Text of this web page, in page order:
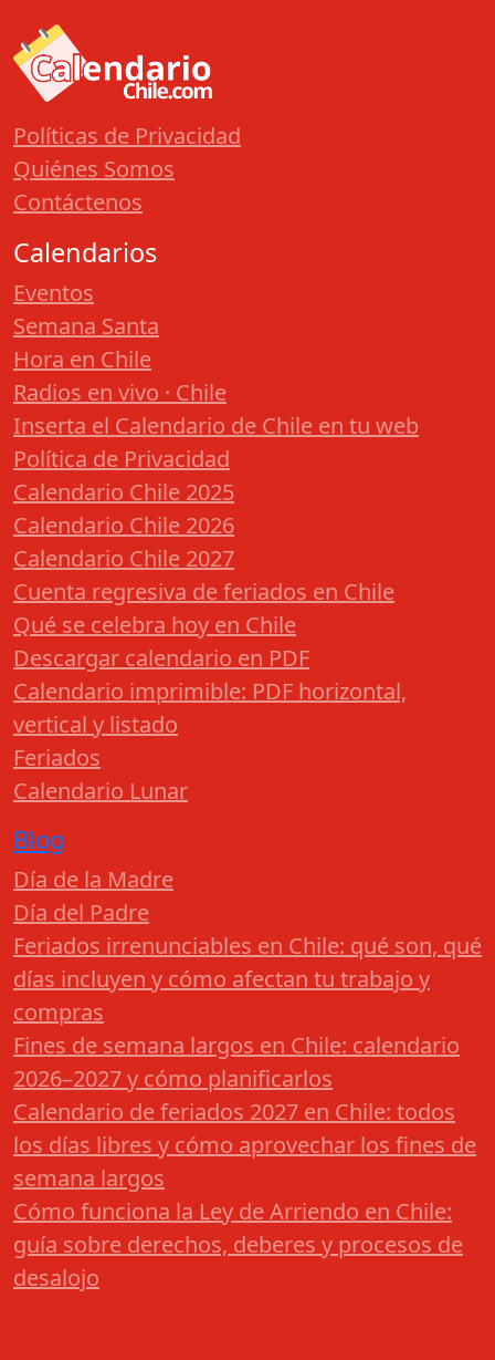
Políticas de Privacidad
Quiénes Somos
Contáctenos
Calendarios
Eventos
Semana Santa
Hora en Chile
Radios en vivo · Chile
Inserta el Calendario de Chile en tu web
Política de Privacidad
Calendario Chile 2025
Calendario Chile 2026
Calendario Chile 2027
Cuenta regresiva de feriados en Chile
Qué se celebra hoy en Chile
Descargar calendario en PDF
Calendario imprimible: PDF horizontal,
vertical y listado
Feriados
Calendario Lunar
Blog
Día de la Madre
Día del Padre
Feriados irrenunciables en Chile: qué son, qué
días incluyen y cómo afectan tu trabajo y
compras
Fines de semana largos en Chile: calendario
2026–2027 y cómo planificarlos
Calendario de feriados 2027 en Chile: todos
los días libres y cómo aprovechar los fines de
semana largos
Cómo funciona la Ley de Arriendo en Chile:
guía sobre derechos, deberes y procesos de
desalojo